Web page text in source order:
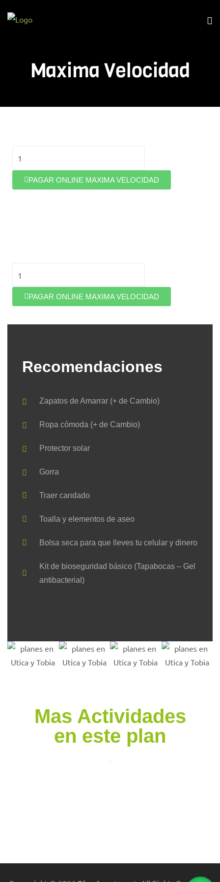
Maxima Velocidad
PAGAR ONLINE MAXIMA VELOCIDAD
PAGAR ONLINE MAXIMA VELOCIDAD
Recomendaciones
Zapatos de Amarrar (+ de Cambio)
Ropa cómoda (+ de Cambio)
Protector solar
Gorra
Traer candado
Toalla y elementos de aseo
Bolsa seca para que lleves tu celular y dinero
Kit de bioseguridad básico (Tapabocas – Gel
antibacterial)
Mas Actividades
en este plan